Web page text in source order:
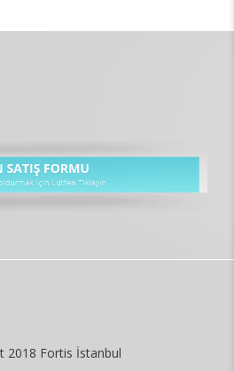
2018 Fortis İstanbul